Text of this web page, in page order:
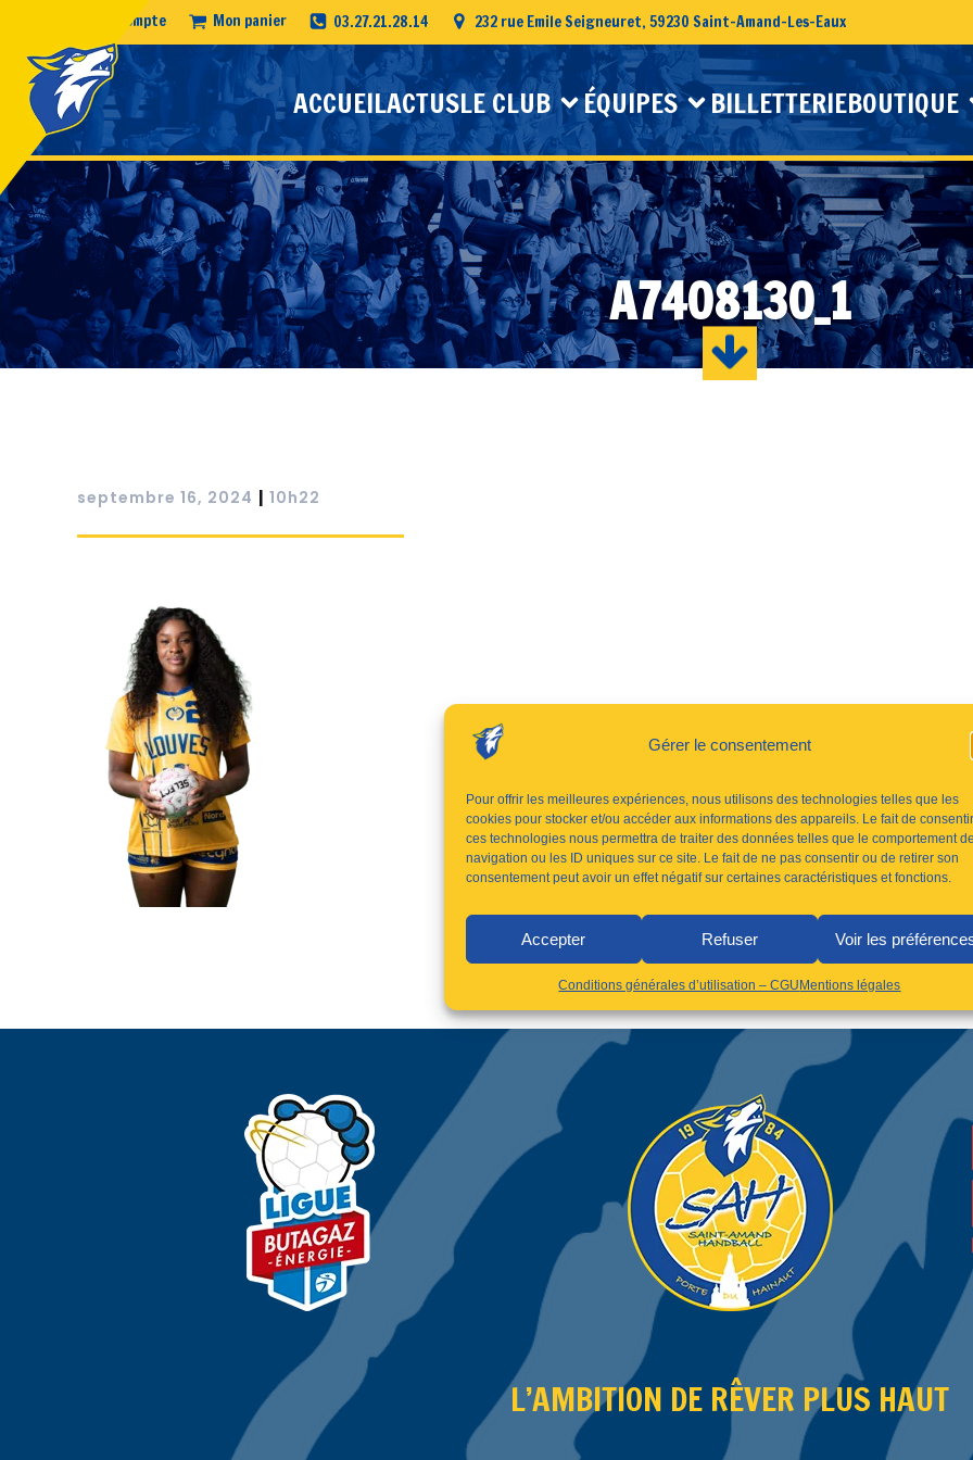
Gérer le consentement
Pour offrir les meilleures expériences, nous utilisons des technologies telles que les
cookies pour stocker et/ou accéder aux informations des appareils. Le fait de
ces technologies nous permettra de traiter des données telles que le comportement de
navigation ou les ID uniques sur ce site. Le fait de ne pas consentir ou de retirer son
consentement peut avoir un effet négatif sur certaines caractéristiques et fonctions.
Accepter Refuser Voir les
Conditions générales d’utilisation – CGU Mentions légales
Mon compte Mon panier 03.27.21.28.14 232 rue Emile Seigneuret, 59230 Saint-Amand-Les-Eaux
ACCUEILACTUSLE CLUB ÉQUIPES BILLETTERIEBOUTIQUE
A7408130_1
septembre 16, 2024 | 10h22
L’AMBITION DE RÊVER PLUS HAUT